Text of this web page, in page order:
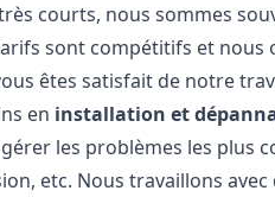
courts, nous sommes
sont compétitifs et nous
êtes satisfait de notre
en installation et
les problèmes les plus
etc. Nous travaillons